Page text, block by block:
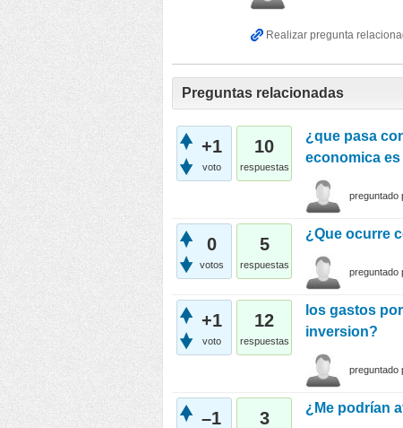
Preguntas relacionadas
+1
voto
10
respuestas
¿que pasa
economica
preguntado
0
votos
5
respuestas
¿Que ocurre
preguntado
+1
voto
12
respuestas
los gastos
inversion?
preguntado
–1 3
¿Me podrían